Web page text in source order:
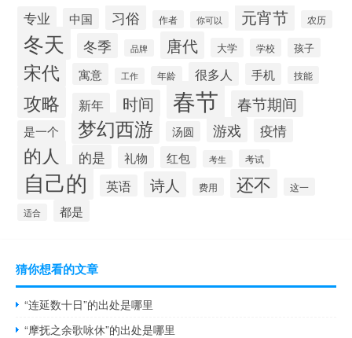
专业 中国 习俗 作者 你可以 元宵节 农历
冬天 冬季 品牌 唐代 大学 学校 孩子
宋代 寓意 工作 年龄 很多人 手机 技能
攻略 新年 时间 春节 春节期间
是一个 梦幻西游 汤圆 游戏 疫情
的人 的是 礼物 红包 考生 考试
自己的 英语 诗人 费用 还不 这一
适合 都是
猜你想看的文章
“连延数十日”的出处是哪里
“摩抚之余歌咏休”的出处是哪里